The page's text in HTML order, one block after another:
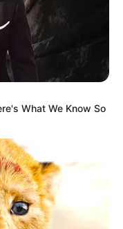
In The 80s & This
What We Know So